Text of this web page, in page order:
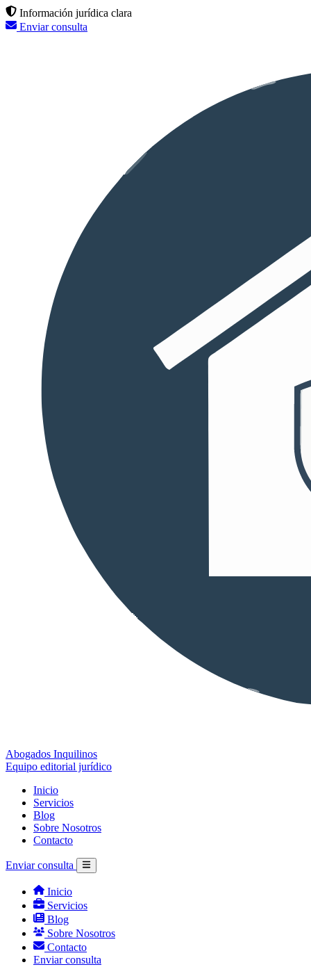
Información jurídica clara
Enviar consulta
Abogados Inquilinos
Equipo editorial jurídico
Inicio
Servicios
Blog
Sobre Nosotros
Contacto
Enviar consulta
Inicio
Servicios
Blog
Sobre Nosotros
Contacto
Enviar consulta